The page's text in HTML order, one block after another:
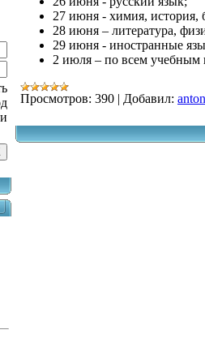
27 июня - химия, история,
28 июня – литература,
29 июня - иностранные
2 июля – по всем учебным
Просмотров: 390 | Добавил: